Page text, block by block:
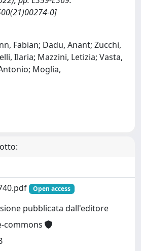
0]
Fabian; Dadu, Anant; Zucchi,
Ilaria; Mazzini, Letizia; Vasta,
Moglia,
Open access
pubblicata dall'editore
commons